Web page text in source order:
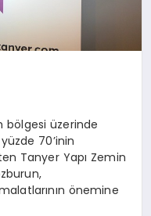
bölgesi üzerinde
70’inin
Tanyer Yapı Zemin
önemine